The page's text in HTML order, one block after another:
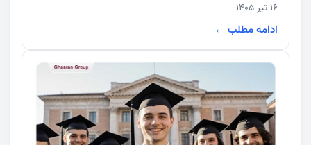
16 تیر 1405
ادامه مطلب ←